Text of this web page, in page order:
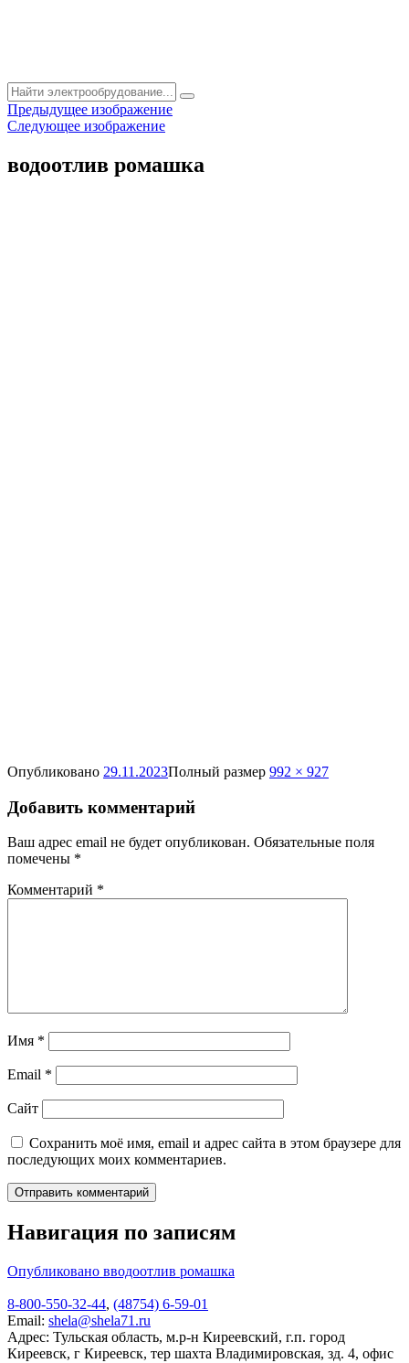
Предыдущее изображение
Следующее изображение
водоотлив ромашка
Опубликовано 29.11.2023Полный размер 992 × 927
Добавить комментарий
Ваш адрес email не будет опубликован. Обязательные поля
помечены *
Комментарий *
Имя *
Email *
Сайт
Сохранить моё имя, email и адрес сайта в этом браузере для
последующих моих комментариев.
Навигация по записям
Опубликовано вводоотлив ромашка
8-800-550-32-44, (48754) 6-59-01
Email: shela@shela71.ru
Адрес: Тульская область, м.р-н Киреевский, г.п. город
Киреевск, г Киреевск, тер шахта Владимировская, зд. 4, офис